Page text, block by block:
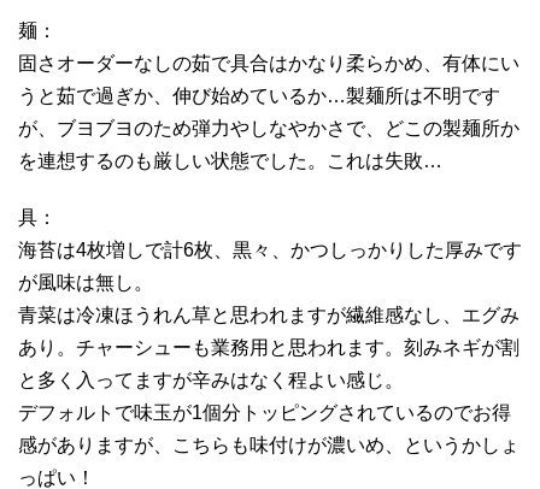
麺：
固さオーダーなしの茹で具合はかなり柔らかめ、有体にい
うと茹で過ぎか、伸び始めているか…製麺所は不明です
が、ブヨブヨのため弾力やしなやかさで、どこの製麺所か
を連想するのも厳しい状態でした。これは失敗…
具：
海苔は4枚増しで計6枚、黒々、かつしっかりした厚みです
が風味は無し。
青菜は冷凍ほうれん草と思われますが繊維感なし、エグみ
あり。チャーシューも業務用と思われます。刻みネギが割
と多く入ってますが辛みはなく程よい感じ。
デフォルトで味玉が1個分トッピングされているのでお得
感がありますが、こちらも味付けが濃いめ、というかしょ
っぱい！